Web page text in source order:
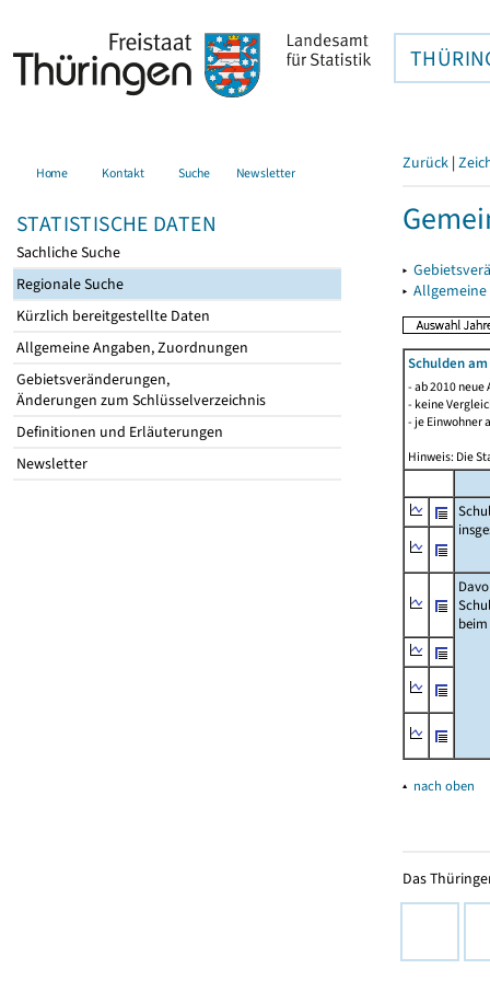
Home Kontakt Suche Newsletter
STATISTISCHE DATEN
Sachliche Suche
Regionale Suche
Kürzlich bereitgestellte Daten
Allgemeine Angaben, Zuordnungen
Gebietsveränderungen,
Änderungen zum Schlüsselverzeichnis
Definitionen und Erläuterungen
Newsletter
Zurück |
▸
▸
Schulden
- ab 2010
- keine
- je Einwohner
Hinweis: Die
beim
▴ nach oben
Das